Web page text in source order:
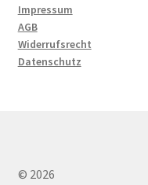
Impressum
AGB
Widerrufsrecht
Datenschutz
© 2026